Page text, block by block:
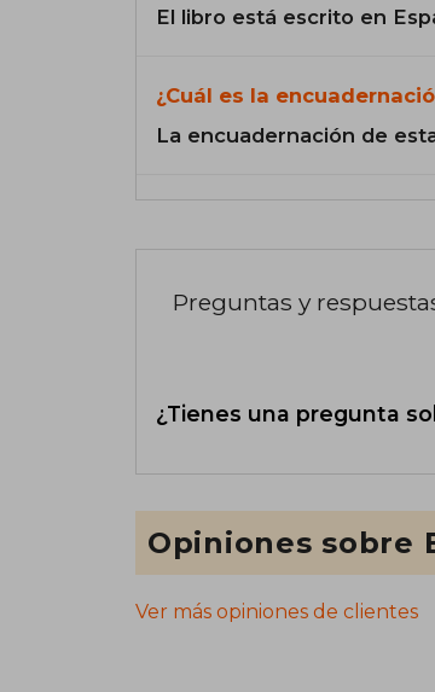
El libro está escrito en
¿Cuál es la
La encuadernación de
Preguntas y
¿Tienes una pregunta
Opiniones sobre
Ver más opiniones de clientes